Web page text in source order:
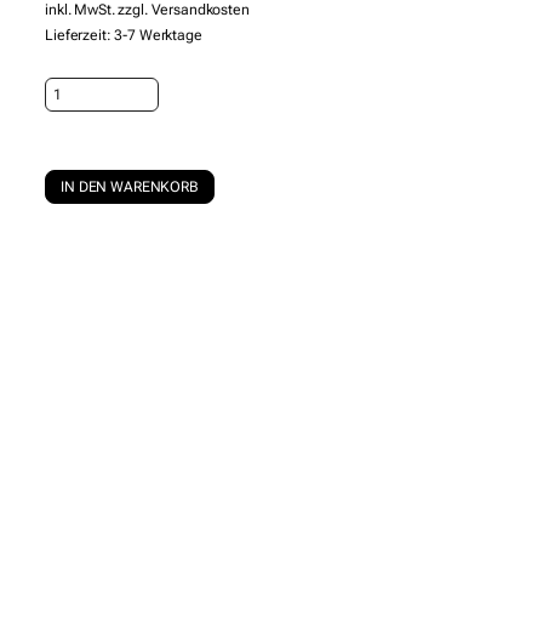
inkl. MwSt.zzgl. Versandkosten
Lieferzeit:3-7 Werktage
Gefühle
Menge
IN DEN WARENKORB